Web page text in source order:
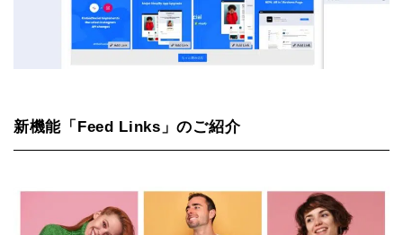
新機能「Feed Links」のご紹介